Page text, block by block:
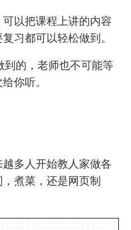
以把课程上讲的内容
习都可以轻松做到。
的，老师也不可能等
你听。
多人开始教人家做各
煮菜，还是网页制